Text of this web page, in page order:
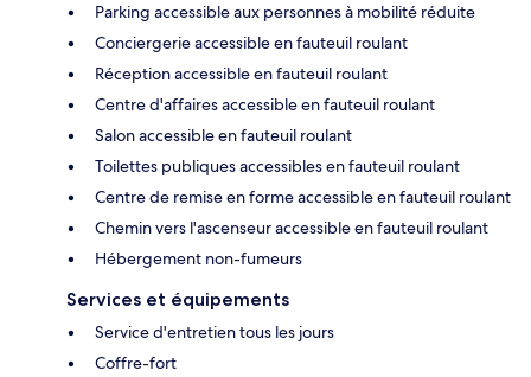
Parking accessible aux personnes à mobilité réduite
Conciergerie accessible en fauteuil roulant
Réception accessible en fauteuil roulant
Centre d'affaires accessible en fauteuil roulant
Salon accessible en fauteuil roulant
Toilettes publiques accessibles en fauteuil roulant
Centre de remise en forme accessible en fauteuil roulant
Chemin vers l'ascenseur accessible en fauteuil roulant
Hébergement non-fumeurs
Services et équipements
Service d'entretien tous les jours
Coffre-fort